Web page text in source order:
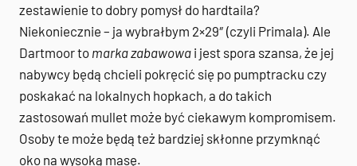
zestawienie to dobry pomysł do hardtaila?
Niekoniecznie – ja wybrałbym 2×29″ (czyli Primala). Ale
Dartmoor to marka zabawowa i jest spora szansa, że jej
nabywcy będą chcieli pokręcić się po pumptracku czy
poskakać na lokalnych hopkach, a do takich
zastosowań mullet może być ciekawym kompromisem.
Osoby te może będą też bardziej skłonne przymknąć
oko na wysoką masę.